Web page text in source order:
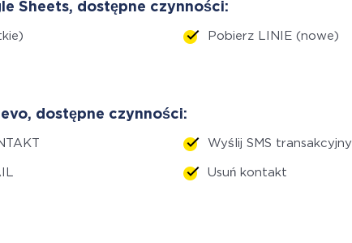
Sheets, dostępne czynności:
Pobierz LINIE (nowe)
dostępne czynności:
Wyślij SMS transakcyjny
Usuń kontakt